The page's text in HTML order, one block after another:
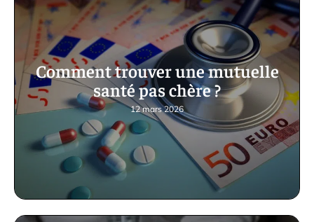
Comment trouver une mutuelle
santé pas chère ?
12 mars 2026